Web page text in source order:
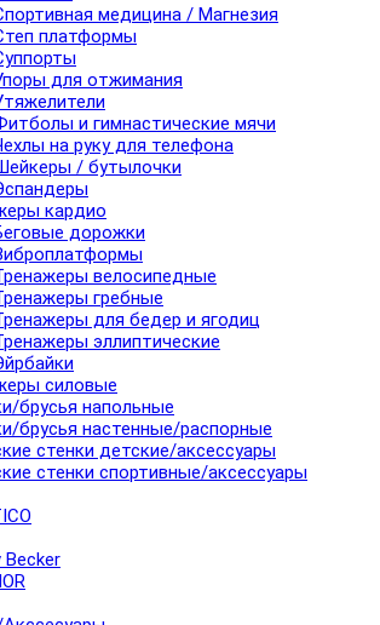
медицина / Магнезия
платформы
для отжимания
и гимнастические мячи
на руку для телефона
/ бутылочки
кардио
дорожки
велосипедные
гребные
для бедер и ягодиц
эллиптические
силовые
брусья напольные
брусья настенные/распорные
стенки детские/аксессуары
стенки спортивные/аксессуары
Becker